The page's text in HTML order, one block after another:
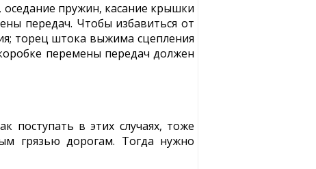
пружин, касание крышки
передач. Чтобы избавиться от
торец штока выжима сцепления
перемены передач должен
поступать в этих случаях, тоже
грязью дорогам. Тогда нужно